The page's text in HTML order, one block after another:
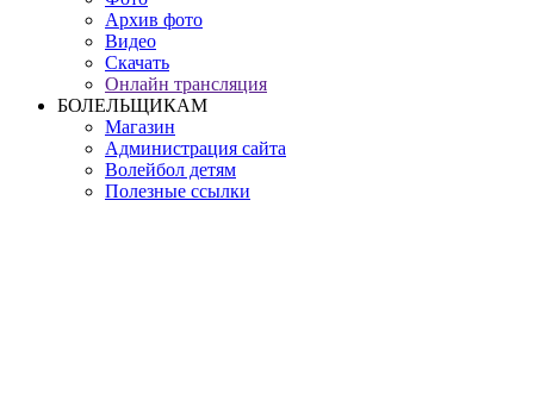
Архив фото
Видео
Скачать
Онлайн трансляция
БОЛЕЛЬЩИКАМ
Магазин
Администрация сайта
Волейбол детям
Полезные ссылки